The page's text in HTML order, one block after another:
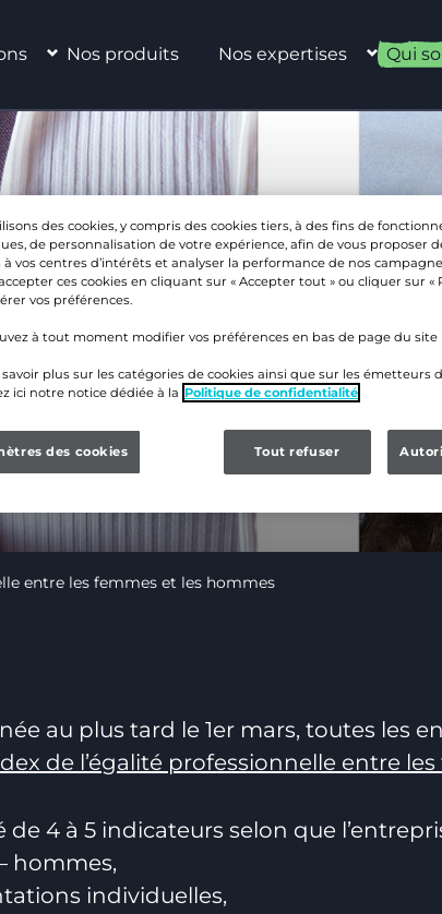
Nos produits Nos expertises Qui
hommes
entre les femmes et les hommes
au plus tard le 1er mars, toutes les
de l’égalité professionnelle entre
de 4 à 5 indicateurs selon que
hommes,
individuelles,
des cookies, y compris des cookies tiers, à des fins de
de personnalisation de votre expérience, afin de vous proposer
vos centres d’intérêts et analyser la performance de nos
ces cookies en cliquant sur « Accepter tout » ou cliquer sur «
vos préférences.
à tout moment modifier vos préférences en bas de page du site
savoir plus sur les catégories de cookies ainsi que sur les émetteurs
ici notre notice dédiée à la Politique de confidentialité
Tout refuser
des cookies